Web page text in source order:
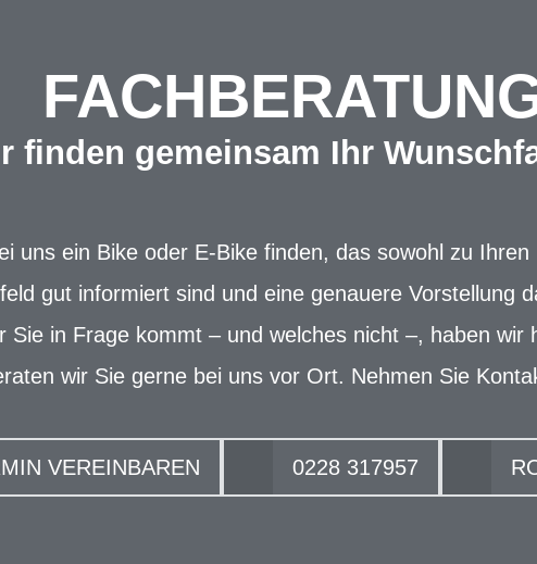
finden gemeinsam Ihr
uns ein Bike oder E-Bike finden, das sowohl zu
gut informiert sind und eine genauere Vorstellung
Sie in Frage kommt – und welches nicht –, haben wir
wir Sie gerne bei uns vor Ort. Nehmen Sie
VEREINBAREN 0228 317957